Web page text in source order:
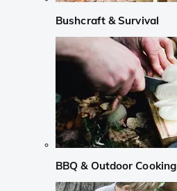
Bushcraft & Survival
BBQ & Outdoor Cooking